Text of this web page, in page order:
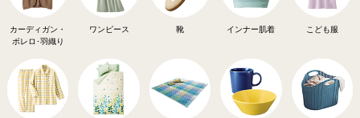
カーディガン・
ボレロ･羽織り
ワンピース 靴 インナー肌着 こども服